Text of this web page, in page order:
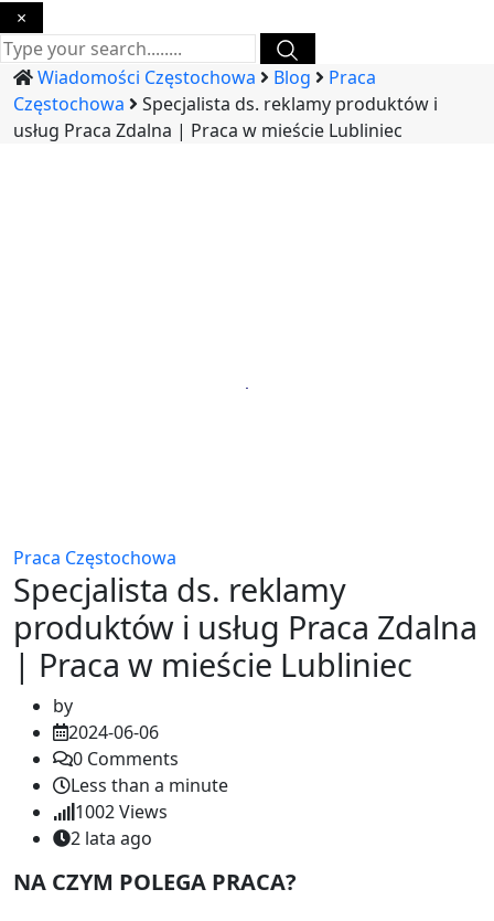
×
Wiadomości Częstochowa Blog
Praca
Częstochowa
Specjalista ds. reklamy produktów i
usług Praca Zdalna | Praca w mieście Lubliniec
Praca Częstochowa
Specjalista ds. reklamy
produktów i usług Praca Zdalna
| Praca w mieście Lubliniec
by
2024-06-06
0 Comments
Less than a minute
1002Views
2 lata ago
NA CZYM POLEGA PRACA?